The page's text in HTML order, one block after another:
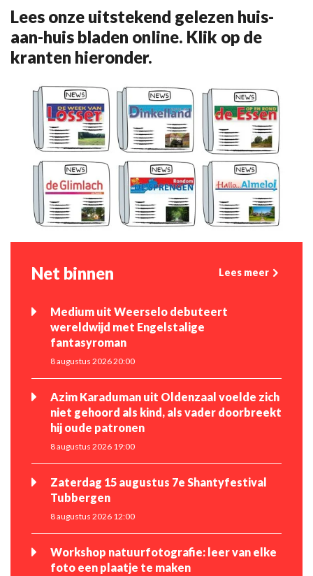
Lees onze uitstekend gelezen huis-
aan-huis bladen online. Klik op de
kranten hieronder.
Net binnen Lees meer
Medium uit Weerselo debuteert
wereldwijd met Engelstalige
fantasyroman
8 augustus 2026 20:00
Azim Karaduman uit Oldenzaal voelde zich
niet gehoord als kind, als vader doorbreekt
hij oude patronen
8 augustus 2026 19:00
Zaterdag 15 augustus 7e Shantyfestival
Tubbergen
8 augustus 2026 12:00
Workshop natuurfotografie: leer van elke
foto een plaatje te maken